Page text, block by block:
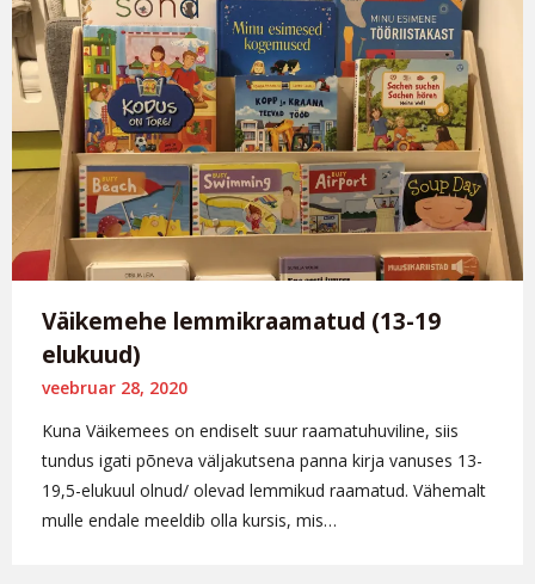
Väikemehe lemmikraamatud (13-19
elukuud)
veebruar 28, 2020
Kuna Väikemees on endiselt suur raamatuhuviline, siis
tundus igati põneva väljakutsena panna kirja vanuses 13-
19,5-elukuul olnud/ olevad lemmikud raamatud. Vähemalt
mulle endale meeldib olla kursis, mis…